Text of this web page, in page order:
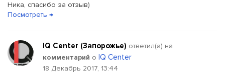
Ника, спасибо за отзыв)
Посмотреть →
IQ Center (Запорожье) ответил(a) на
комментарий о IQ Center
18 Декабрь 2017, 13:44